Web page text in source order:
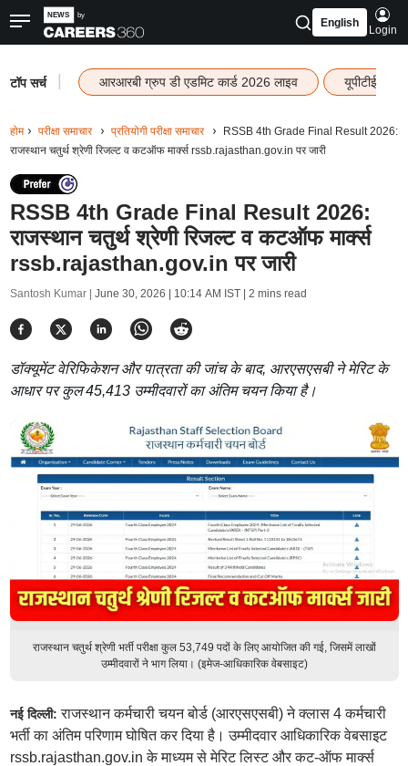
English
Login
टॉप सर्च आरआरबी ग्रुप डी एडमिट कार्ड 2026 लाइव यूपीटीईटी
होम परीक्षा समाचार प्रतियोगी परीक्षा समाचार
RSSB 4th Grade Final Result 2026:
राजस्थान चतुर्थ श्रेणी रिजल्ट व कटऑफ मार्क्स rssb.rajasthan.gov.in पर जारी
RSSB 4th Grade Final Result 2026:
राजस्थान चतुर्थ श्रेणी रिजल्ट व कटऑफ मार्क्स
rssb.rajasthan.gov.in पर जारी
Santosh Kumar | June 30, 2026 | 10:14 AM IST| 2 mins read
डॉक्यूमेंट वेरिफिकेशन और पात्रता की जांच के बाद, आरएसएसबी ने मेरिट के
आधार पर कुल 45,413 उम्मीदवारों का अंतिम चयन किया है।
राजस्थान चतुर्थ श्रेणी भर्ती परीक्षा कुल 53,749 पदों के लिए आयोजित की गई, जिसमें लाखों
उम्मीदवारों ने भाग लिया। (इमेज-आधिकारिक वेबसाइट)
नई दिल्ली:राजस्थान कर्मचारी चयन बोर्ड (आरएसएसबी) ने क्लास 4 कर्मचारी
भर्ती का अंतिम परिणाम घोषित कर दिया है। उम्मीदवार आधिकारिक वेबसाइट
rssb.rajasthan.gov.in के माध्यम से मेरिट लिस्ट और कट-ऑफ मार्क्स